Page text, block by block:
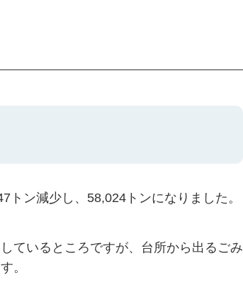
ン減少し、58,024トンになりました。
ているところですが、台所から出るごみ
。